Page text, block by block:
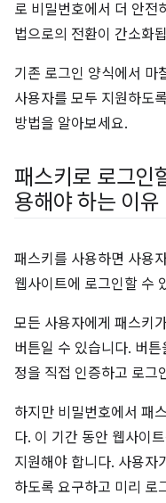
로 비밀번호에서 더 안전
법으로의 전환이 간소화
기존 로그인 양식에서 마
사용자를 모두 지원하도
방법을 알아보세요.
패스키로 로그인
용해야 하는 이유
패스키를 사용하면 사용
웹사이트에 로그인할 수
모든 사용자에게 패스키
버튼일 수 있습니다. 버
정을 직접 인증하고 로그
하지만 비밀번호에서 패
다. 이 기간 동안 웹사이
지원해야 합니다. 사용자
하도록 요구하고 미리 로